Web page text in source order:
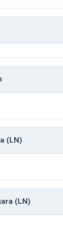
(LN)
(LN)